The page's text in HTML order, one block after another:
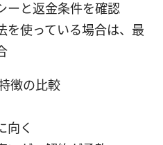
ーと返金条件を確認
を使っている場合は、最
徴の比較
向く